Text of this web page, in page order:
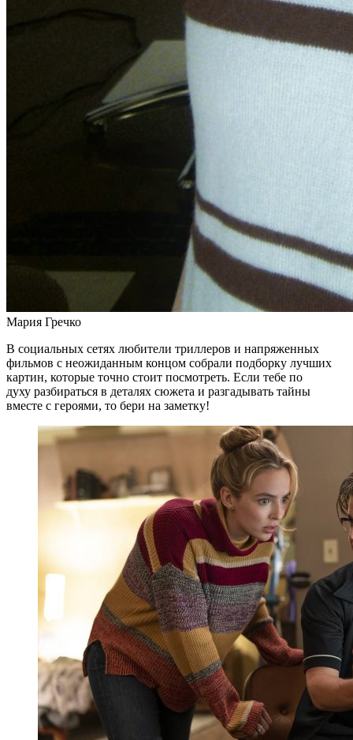
Мария Гречко
В социальных сетях любители триллеров и напряженных
фильмов с неожиданным концом собрали подборку лучших
картин, которые точно стоит посмотреть. Если тебе по
духу разбираться в деталях сюжета и разгадывать тайны
вместе с героями, то бери на заметку!